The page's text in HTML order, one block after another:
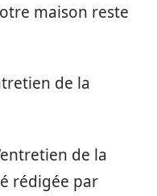
maison reste
de la
de la
rédigée par